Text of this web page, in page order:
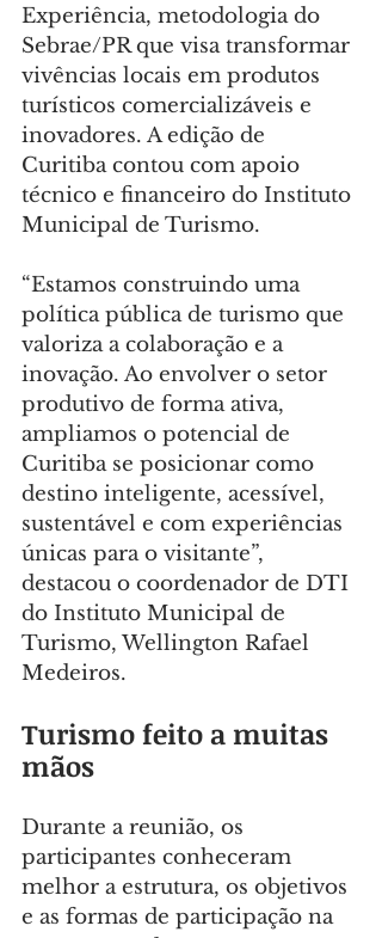
Experiência, metodologia do
Sebrae/PR que visa transformar
vivências locais em produtos
turísticos comercializáveis e
inovadores. A edição de
Curitiba contou com apoio
técnico e financeiro do Instituto
Municipal de Turismo.
“Estamos construindo uma
política pública de turismo que
valoriza a colaboração e a
inovação. Ao envolver o setor
produtivo de forma ativa,
ampliamos o potencial de
Curitiba se posicionar como
destino inteligente, acessível,
sustentável e com experiências
únicas para o visitante”,
destacou o coordenador de DTI
do Instituto Municipal de
Turismo, Wellington Rafael
Medeiros.
Turismo feito a muitas
mãos
Durante a reunião, os
participantes conheceram
melhor a estrutura, os objetivos
e as formas de participação na